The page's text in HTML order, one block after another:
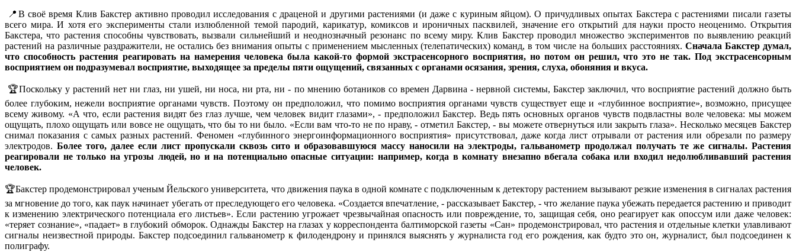
📍В своё время Клив Бакстер активно проводил исследования с драценой и другими растениями (и даже с куриным яйцом). О причудливых опытах Бакстера с растениями писали газеты
всего мира. И хотя его эксперименты стали излюбленной темой пародий, карикатур, комиксов и ироничных пасквилей, значение его открытий для науки просто неоценимо. Открытия
Бакстера, что растения способны чувствовать, вызвали сильнейший и неоднозначный резонанс по всему миру. Клив Бакстер проводил множество экспериментов по выявлению реакций
растений на различные раздражители, не остались без внимания опыты с применением мысленных (телепатических) команд, в том числе на больших расстояниях. Сначала Бакстер думал,
что способность растения реагировать на намерения человека была какой-то формой экстрасенсорного восприятия, но потом он решил, что это не так. Под экстрасенсорным
восприятием он подразумевал восприятие, выходящее за пределы пяти ощущений, связанных с органами осязания, зрения, слуха, обоняния и вкуса.
🏆Поскольку у растений нет ни глаз, ни ушей, ни носа, ни рта, ни - по мнению ботаников со времен Дарвина - нервной системы, Бакстер заключил, что восприятие растений должно быть
более глубоким, нежели восприятие органами чувств. Поэтому он предположил, что помимо восприятия органами чувств существует еще и «глубинное восприятие», возможно, присущее
всему живому. «А что, если растения видят без глаз лучше, чем человек видит глазами», - предположил Бакстер. Ведь пять основных органов чувств подвластны воле человека: мы можем
ощущать, плохо ощущать или вовсе не ощущать, что бы то ни было. «Если вам что-то не по нраву, - отметил Бакстер, - вы можете отвернуться или закрыть глаза». Несколько месяцев Бакстер
снимал показания с самых разных растений. Феномен «глубинного энергоинформационного восприятия» присутствовал, даже когда лист отрывали от растения или обрезали по размеру
электродов. Более того, далее если лист пропускали сквозь сито и образовавшуюся массу наносили на электроды, гальванометр продолжал получать те же сигналы. Растения
реагировали не только на угрозы людей, но и на потенциально опасные ситуации: например, когда в комнату внезапно вбегала собака или входил недолюбливавший растения
человек.
🏆Бакстер продемонстрировал ученым Йельского университета, что движения паука в одной комнате с подключенным к детектору растением вызывают резкие изменения в сигналах растения
за мгновение до того, как паук начинает убегать от преследующего его человека. «Создается впечатление, - рассказывает Бакстер, - что желание паука убежать передается растению и приводит
к изменению электрического потенциала его листьев». Если растению угрожает чрезвычайная опасность или повреждение, то, защищая себя, оно реагирует как опоссум или даже человек:
«теряет сознание», «падает» в глубокий обморок. Однажды Бакстер на глазах у корреспондента балтиморской газеты «Сан» продемонстрировал, что растения и отдельные клетки улавливают
сигналы неизвестной природы. Бакстер подсоединил гальванометр к филодендрону и принялся выяснять у журналиста год его рождения, как будто это он, журналист, был подсоединен к
полиграфу.